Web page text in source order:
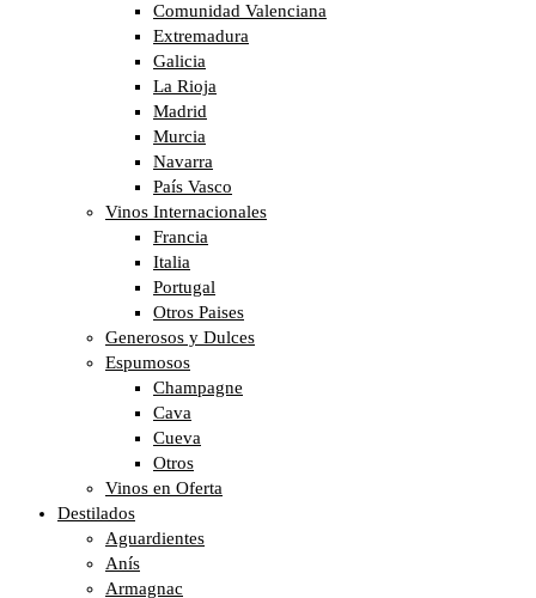
Comunidad Valenciana
Extremadura
Galicia
La Rioja
Madrid
Murcia
Navarra
País Vasco
Vinos Internacionales
Francia
Italia
Portugal
Otros Paises
Generosos y Dulces
Espumosos
Champagne
Cava
Cueva
Otros
Vinos en Oferta
Destilados
Aguardientes
Anís
Armagnac